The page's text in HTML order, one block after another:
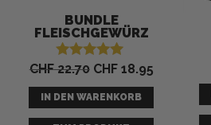
BUNDLE
FLEISCHGEWÜRZ
Bewertet mit
von 5
CHF22.70 CHF18.95
IN DEN WARENKORB